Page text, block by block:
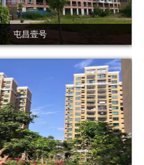
屯昌壹号